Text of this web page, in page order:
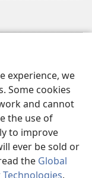
experience, we
Some cookies
and cannot
the use of
to improve
ever be sold or
the Global
.